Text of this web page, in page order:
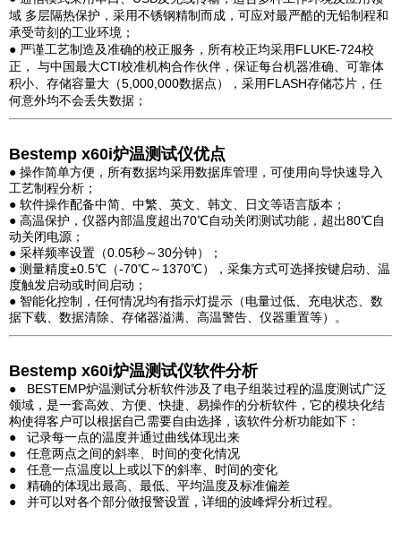
域 多层隔热保护，采用不锈钢精制而成，可应对最严酷的无铅制程和
承受苛刻的工业环境；
● 严谨工艺制造及准确的校正服务，所有校正均采用FLUKE-724校
正， 与中国最大CTI校准机构合作伙伴，保证每台机器准确、可靠体
积小、存储容量大（5,000,000数据点），采用FLASH存储芯片，任
何意外均不会丢失数据；
Bestemp x60i炉温测试仪优点
● 操作简单方便，所有数据均采用数据库管理，可使用向导快速导入
工艺制程分析；
● 软件操作配备中简、中繁、英文、韩文、日文等语言版本；
● 高温保护，仪器内部温度超出70℃自动关闭测试功能，超出80℃自
动关闭电源；
● 采样频率设置（0.05秒～30分钟）；
● 测量精度±0.5℃（-70℃～1370℃），采集方式可选择按键启动、温
度触发启动或时间启动；
● 智能化控制，任何情况均有指示灯提示（电量过低、充电状态、数
据下载、数据清除、存储器溢满、高温警告、仪器重置等）。
Bestemp x60i炉温测试仪软件分析
● BESTEMP炉温测试分析软件涉及了电子组装过程的温度测试广泛
领域，是一套高效、方便、快捷、易操作的分析软件，它的模块化结
构使得客户可以根据自己需要自由选择，该软件分析功能如下：
● 记录每一点的温度并通过曲线体现出来
● 任意两点之间的斜率、时间的变化情况
● 任意一点温度以上或以下的斜率、时间的变化
● 精确的体现出最高、最低、平均温度及标准偏差
● 并可以对各个部分做报警设置，详细的波峰焊分析过程。